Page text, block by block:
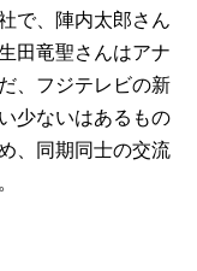
で、陣内太郎さん
田竜聖さんはアナ
、フジテレビの新
少ないはあるもの
、同期同士の交流